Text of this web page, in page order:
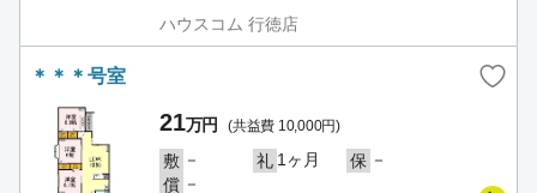
ハウスコム 行徳店
＊＊＊号室
21万円 (共益費 10,000円)
敷 － 礼 1ヶ月 保 －
償 －